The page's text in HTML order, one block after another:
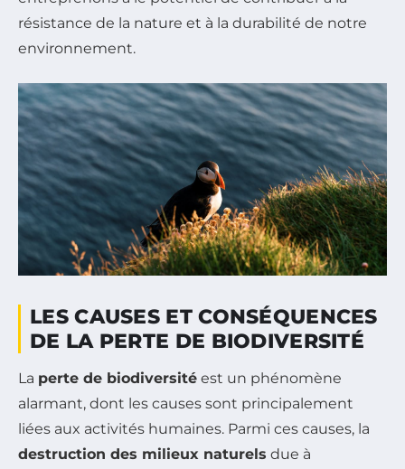
résistance de la nature et à la durabilité de notre
environnement.
LES CAUSES ET CONSÉQUENCES
DE LA PERTE DE BIODIVERSITÉ
La perte de biodiversité est un phénomène
alarmant, dont les causes sont principalement
liées aux activités humaines. Parmi ces causes, la
destruction des milieux naturels due à